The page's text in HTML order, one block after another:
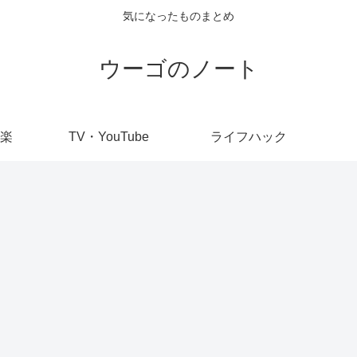
気になったものまとめ
ウーゴのノート
TV・YouTube ライフハック